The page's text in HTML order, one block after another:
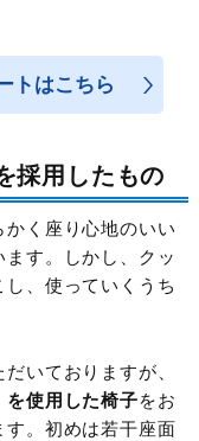
トはこちら
採用したもの
く座り心地のいい
す。しかし、クッ
、使っていくうち
いておりますが、
を使用した椅子をお
す。初めは若干座面